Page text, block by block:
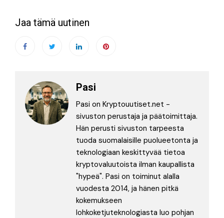
Jaa tämä uutinen
Pasi
Pasi on Kryptouutiset.net -
sivuston perustaja ja päätoimittaja.
Hän perusti sivuston tarpeesta
tuoda suomalaisille puolueetonta ja
teknologiaan keskittyvää tietoa
kryptovaluutoista ilman kaupallista
"hypeä". Pasi on toiminut alalla
vuodesta 2014, ja hänen pitkä
kokemukseen
lohkoketjuteknologiasta luo pohjan